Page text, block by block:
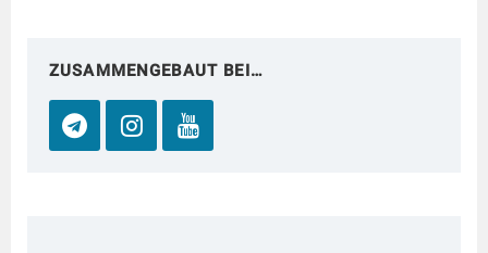
ZUSAMMENGEBAUT BEI…